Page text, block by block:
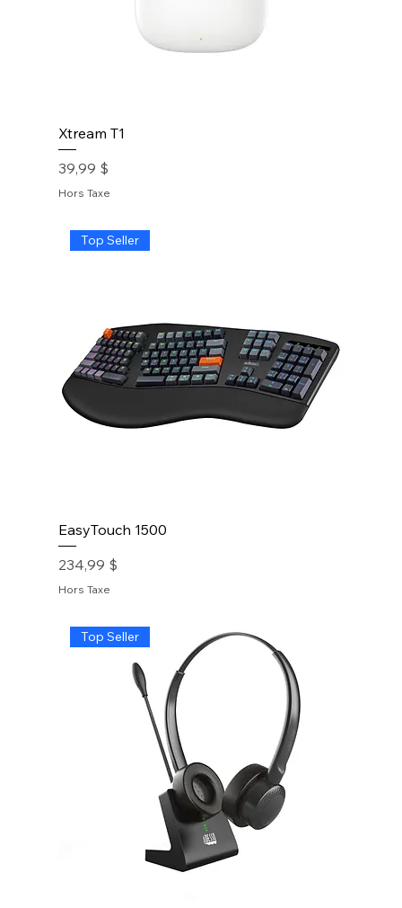
Xtream T1
Prix
39,99 $
Hors Taxe
Top Seller
EasyTouch 1500
Prix
234,99 $
Hors Taxe
Top Seller